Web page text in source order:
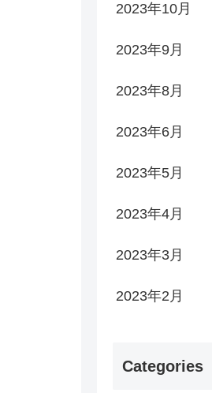
2023年10月
2023年9月
2023年8月
2023年6月
2023年5月
2023年4月
2023年3月
2023年2月
Categories